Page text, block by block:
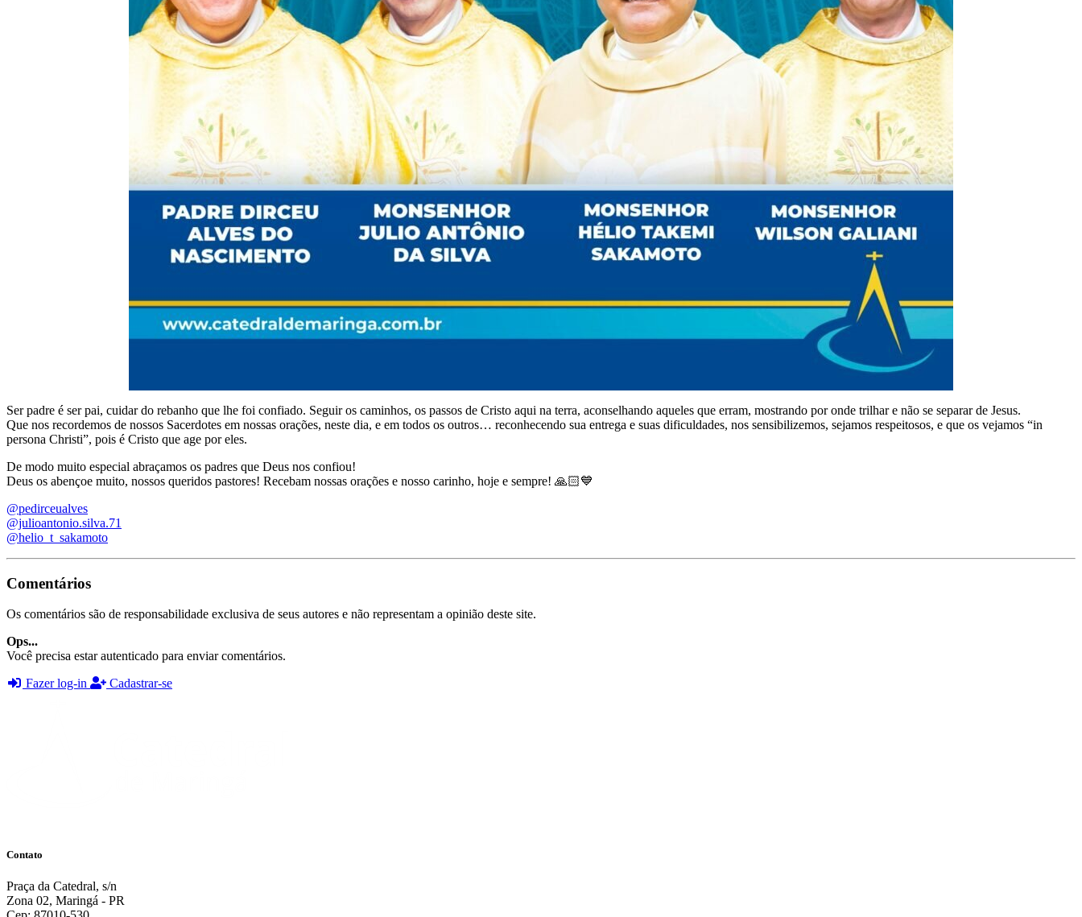
Ser padre é ser pai, cuidar do rebanho que lhe foi confiado. Seguir os caminhos, os passos de Cristo aqui na terra, aconselhando aqueles que erram, mostrando por onde trilhar e não se separar de Jesus.
Que nos recordemos de nossos Sacerdotes em nossas orações, neste dia, e em todos os outros… reconhecendo sua entrega e suas dificuldades, nos sensibilizemos, sejamos respeitosos, e que os vejamos “in
persona Christi”, pois é Cristo que age por eles.
De modo muito especial abraçamos os padres que Deus nos confiou!
Deus os abençoe muito, nossos queridos pastores! Recebam nossas orações e nosso carinho, hoje e sempre! 🙏🏻💙
@pedirceualves
@julioantonio.silva.71
@helio_t_sakamoto
Comentários
Os comentários são de responsabilidade exclusiva de seus autores e não representam a opinião deste site.
Ops...
Você precisa estar autenticado para enviar comentários.
Fazer log-in
Cadastrar-se
Contato
Praça da Catedral, s/n
Zona 02, Maringá - PR